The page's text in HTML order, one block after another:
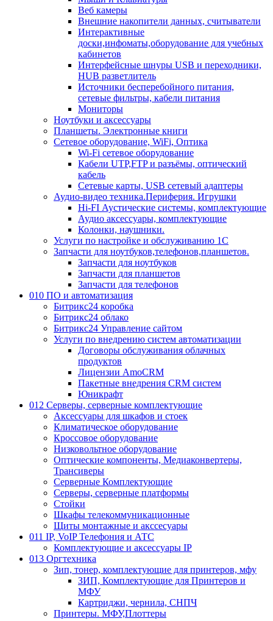
Веб камеры
Внешние накопители данных, считыватели
Интерактивные
доски,инфоматы,оборудование для учебных
кабинетов
Интерфейсные шнуры USB и переходники,
HUB разветлитель
Источники бесперебойного питания,
сетевые фильтры, кабели питания
Мониторы
Ноутбуки и аксессуары
Планшеты. Электронные книги
Сетевое оборудование, WiFi, Оптика
Wi-Fi сетевое оборудование
Кабели UTP,FTP и разъёмы, оптический
кабель
Сетевые карты, USB сетевый адаптеры
Аудио-видео техника.Периферия. Игрушки
Hi-FI Аустические системы, комплектующие
Аудио аксессуары, комплектующие
Колонки, наушники.
Услуги по настройке и обслуживанию 1С
Запчасти для ноутбуков,телефонов,планшетов.
Запчасти для ноутбуков
Запчасти для планшетов
Запчасти для телефонов
010 ПО и автоматизация
Битрикс24 коробка
Битрикс24 облако
Битрикс24 Управление сайтом
Услуги по внедрению систем автоматизации
Договоры обслуживания облачных
продуктов
Лицензии AmoCRM
Пакетные внедрения CRM систем
Юникрафт
012 Серверы, серверные комплектующие
Аксессуары для шкафов и стоек
Климатическое оборудование
Кроссовое оборудование
Низковольтное оборудование
Оптические компоненты, Медиаконвертеры,
Трансиверы
Серверные Комплектующие
Серверы, серверные платформы
Стойки
Шкафы телекоммуникационные
Щиты монтажные и акссесуары
011 IP, VoIP Телефония и АТС
Комплектующие и аксессуары IP
013 Оргтехника
Зип, тонер, комплектующие для принтеров, мфу
ЗИП, Комплектующие для Принтеров и
МФУ
Картриджи, чернила, СНПЧ
Принтеры. МФУ,Плоттеры